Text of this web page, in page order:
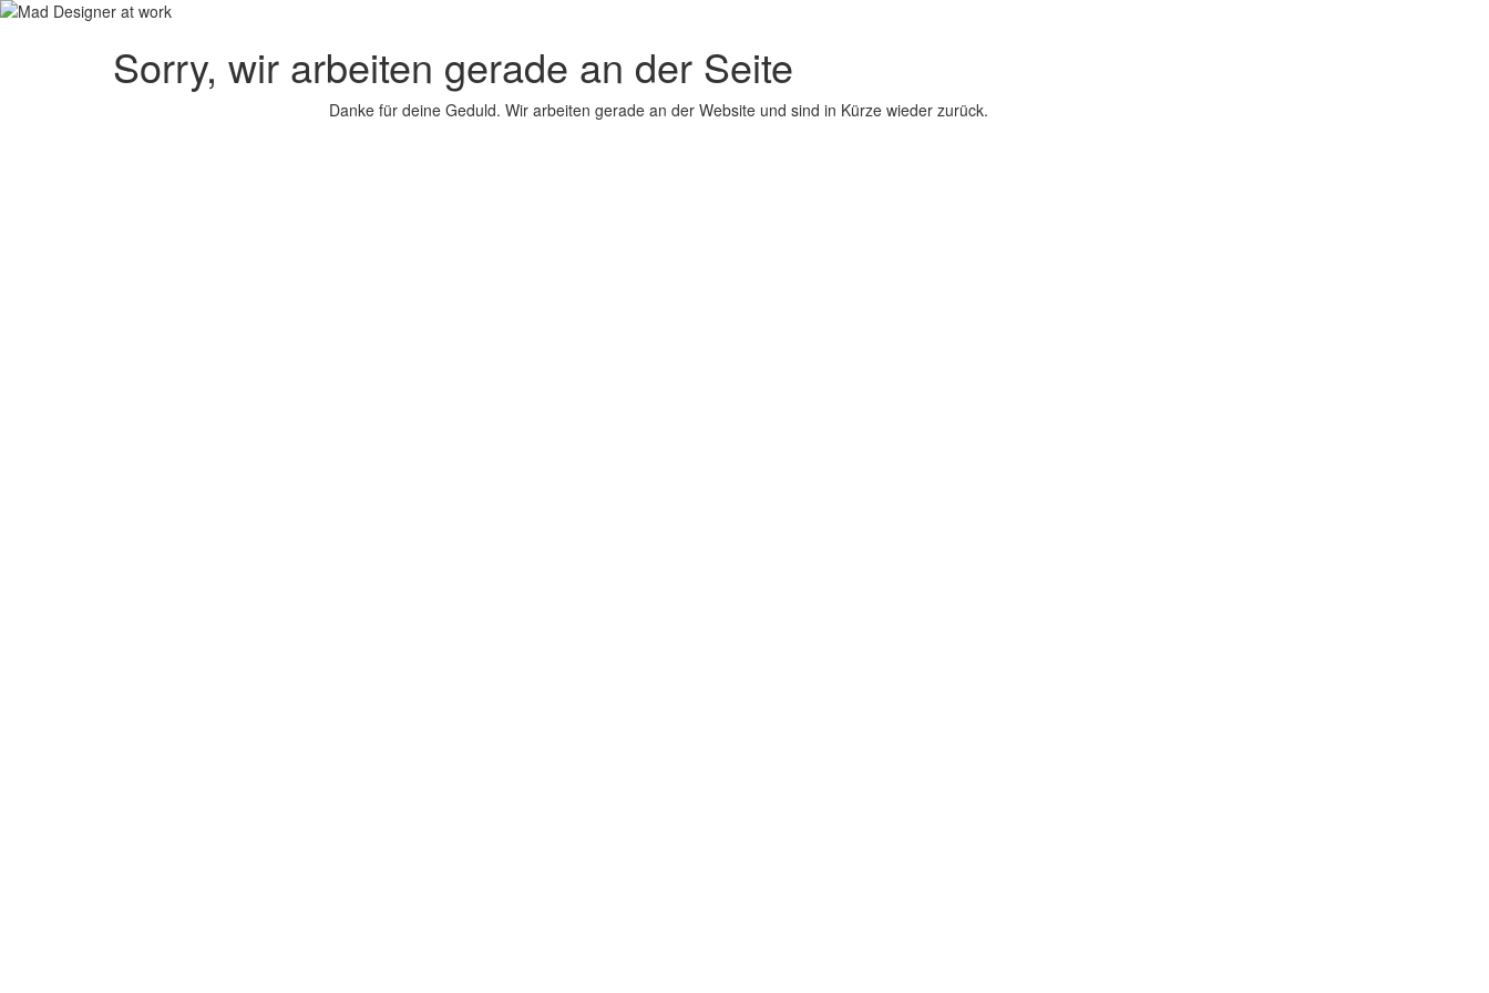
Sorry, wir arbeiten gerade an der Seite
Danke für deine Geduld. Wir arbeiten gerade an der Website und sind in Kürze wieder zurück.